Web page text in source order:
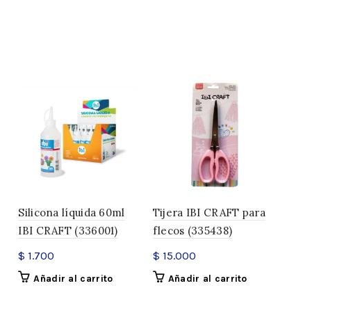
Silicona líquida 60ml
IBI CRAFT (336001)
$ 1.700
Añadir al carrito
Tijera IBI CRAFT para
flecos (335438)
$ 15.000
Añadir al carrito